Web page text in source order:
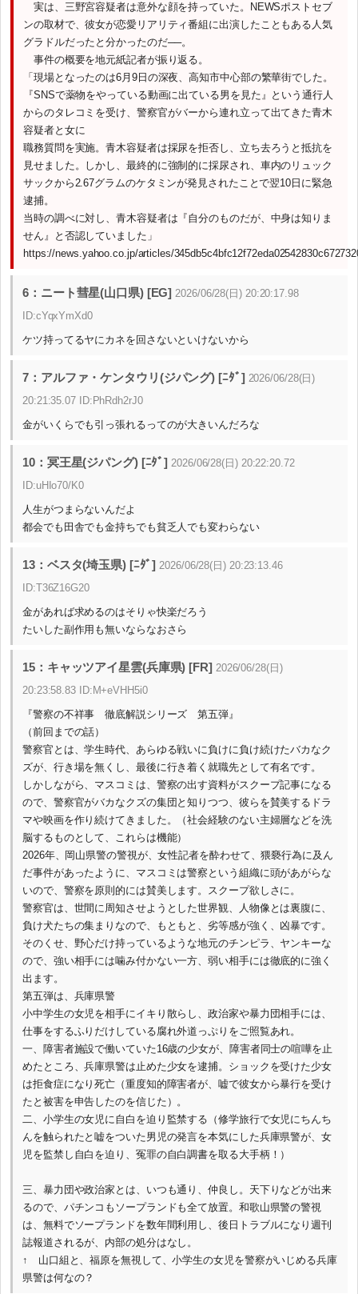
実は、三野宮容疑者は意外な顔を持っていた。NEWSポストセブ
ンの取材で、彼女が恋愛リアリティ番組に出演したこともある人気
グラドルだったと分かったのだ──。
事件の概要を地元紙記者が振り返る。
「現場となったのは6月9日の深夜、高知市中心部の繁華街でした。
『SNSで薬物をやっている動画に出ている男を見た』という通行人
からのタレコミを受け、警察官がバーから連れ立って出てきた青木
容疑者と女に
職務質問を実施。青木容疑者は採尿を拒否し、立ち去ろうと抵抗を
見せました。しかし、最終的に強制的に採尿され、車内のリュック
サックから2.67グラムのケタミンが発見されたことで翌10日に緊急
逮捕。
当時の調べに対し、青木容疑者は『自分のものだが、中身は知りま
せん』と否認していました」
https://news.yahoo.co.jp/articles/
6：ニート彗星(山口県) [EG] 2026/06/28(日) 20:20:17.98
ID:cYqxYmXd0
ケツ持ってるヤにカネを回さないといけないから
7：アルファ・ケンタウリ(ジパング) [ﾆﾀﾞ] 2026/06/28(日)
20:21:35.07 ID:PhRdh2rJ0
金がいくらでも引っ張れるってのが大きいんだろな
10：冥王星(ジパング) [ﾆﾀﾞ] 2026/06/28(日) 20:22:20.72
ID:uHIo70/K0
人生がつまらないんだよ
都会でも田舎でも金持ちでも貧乏人でも変わらない
13：ベスタ(埼玉県) [ﾆﾀﾞ] 2026/06/28(日) 20:23:13.46
ID:T36Z16G20
金があれば求めるのはそりゃ快楽だろう
たいした副作用も無いならなおさら
15：キャッツアイ星雲(兵庫県) [FR] 2026/06/28(日)
20:23:58.83 ID:M+eVHH5i0
『警察の不祥事 徹底解説シリーズ 第五弾』
（前回までの話）
警察官とは、学生時代、あらゆる戦いに負けに負け続けたバカなク
ズが、行き場を無くし、最後に行き着く就職先として有名です。
しかしながら、マスコミは、警察の出す資料がスクープ記事になる
ので、警察官がバカなクズの集団と知りつつ、彼らを賛美するドラ
マや映画を作り続けてきました。（社会経験のない主婦層などを洗
脳するものとして、これらは機能）
2026年、岡山県警の警視が、女性記者を酔わせて、猥褻行為に及ん
だ事件があったように、マスコミは警察という組織に頭があがらな
いので、警察を原則的には賛美します。スクープ欲しさに。
警察官は、世間に周知させようとした世界観、人物像とは裏腹に、
負け犬たちの集まりなので、もともと、劣等感が強く、凶暴です。
そのくせ、野心だけ持っているような地元のチンピラ、ヤンキーな
ので、強い相手には噛み付かない一方、弱い相手には徹底的に強く
出ます。
第五弾は、兵庫県警
小中学生の女児を相手にイキり散らし、政治家や暴力団相手には、
仕事をするふりだけしている腐れ外道っぷりをご照覧あれ。
一、障害者施設で働いていた16歳の少女が、障害者同士の喧嘩を止
めたところ、兵庫県警は止めた少女を逮捕。ショックを受けた少女
は拒食症になり死亡（重度知的障害者が、嘘で彼女から暴行を受け
たと被害を申告したのを信じた）。
二、小学生の女児に自白を迫り監禁する（修学旅行で女児にちんち
んを触られたと嘘をついた男児の発言を本気にした兵庫県警が、女
児を監禁し自白を迫り、冤罪の自白調書を取る大手柄！）
三、暴力団や政治家とは、いつも通り、仲良し。天下りなどが出来
るので、パチンコもソープランドも全て放置。和歌山県警の警視
は、無料でソープランドを数年間利用し、後日トラブルになり週刊
誌報道されるが、内部の処分はなし。
↑ 山口組と、福原を無視して、小学生の女児を警察がいじめる兵庫
県警は何なの？